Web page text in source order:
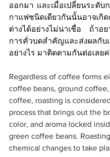
ออกมา และเมื่อเปลี่ยนระดับ
กาแฟชนิดเดียวกันนั้นอาจเกิ
ต่างได้อย่างไม่น่าเชื่อ ถ้าอย
การคั่วบดสำคัญและส่งผลกับ
อย่างไร มาติดตามกันต่อเลยค่
Regardless of coffee forms
coffee beans, ground
coffee, roasting is
process that brings out the
color, and aroma locked
green coffee beans.
chemical changes to take